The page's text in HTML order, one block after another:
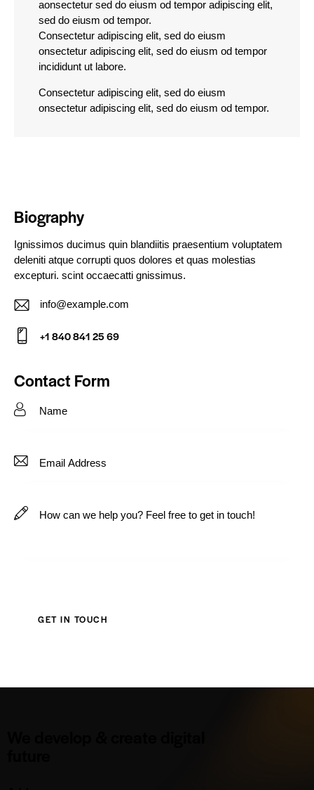
aonsectetur sed do eiusm od tempor adipiscing elit,
sed do eiusm od tempor.
Consectetur adipiscing elit, sed do eiusm
onsectetur adipiscing elit, sed do eiusm od tempor
incididunt ut labore.
Consectetur adipiscing elit, sed do eiusm
onsectetur adipiscing elit, sed do eiusm od tempor.
Biography
Ignissimos ducimus quin blandiitis praesentium voluptatem
deleniti atque corrupti quos dolores et quas molestias
excepturi. scint occaecatti gnissimus.
E-
m
info@example.com
on
+1 840 841 25 69
Contact Form